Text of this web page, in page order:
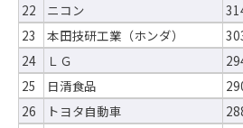
22
ニコン
23
本田技研工業（ホンダ）
24
ＬＧ
25
日清食品
26
トヨタ自動車